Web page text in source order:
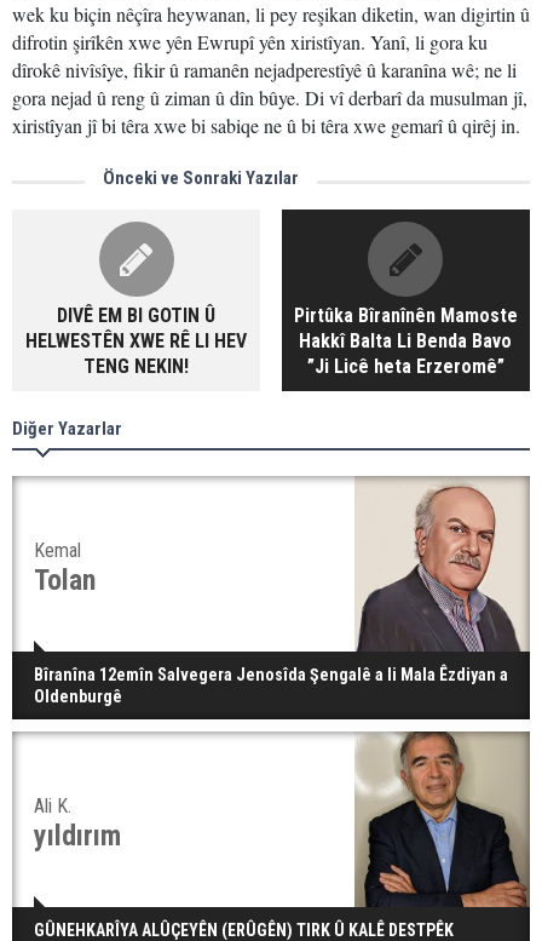
wek ku biçin nêçîra heywanan, li pey reşikan diketin, wan digirtin û
difrotin şirîkên xwe yên Ewrupî yên xiristîyan. Yanî, li gora ku
dîrokê nivîsîye, fikir û ramanên nejadperestîyê û karanîna wê; ne li
gora nejad û reng û ziman û dîn bûye. Di vî derbarî da musulman jî,
xiristîyan jî bi têra xwe bi sabiqe ne û bi têra xwe gemarî û qirêj in.
Önceki ve Sonraki Yazılar
DIVÊ EM BI GOTIN Û
HELWESTÊN XWE RÊ LI HEV
TENG NEKIN!
Pirtûka Bîranînên Mamoste
Hakkî Balta Li Benda Bavo
”Ji Licê heta Erzeromê”
Diğer Yazarlar
Kemal
Tolan
Bîranîna 12emîn Salvegera Jenosîda Şengalê a li Mala Êzdiyan a
Oldenburgê
Ali K.
yıldırım
GÛNEHKARÎYA ALÛÇEYÊN (ERÛGÊN) TIRK Û KALÊ DESTPÊK